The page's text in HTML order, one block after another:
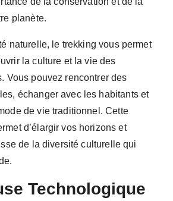
planète.
naturelle, le trekking vous permet
la culture et la vie des
Vous pouvez rencontrer des
échanger avec les habitants et
de vie traditionnel. Cette
d’élargir vos horizons et
de la diversité culturelle qui
Technologique